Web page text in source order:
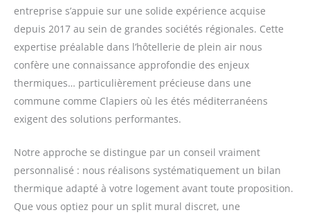
entreprise s’appuie sur une solide expérience acquise
depuis 2017 au sein de grandes sociétés régionales. Cette
expertise préalable dans l’hôtellerie de plein air nous
confère une connaissance approfondie des enjeux
thermiques… particulièrement précieuse dans une
commune comme Clapiers où les étés méditerranéens
exigent des solutions performantes.
Notre approche se distingue par un conseil vraiment
personnalisé : nous réalisons systématiquement un bilan
thermique adapté à votre logement avant toute proposition.
Que vous optiez pour un split mural discret, une